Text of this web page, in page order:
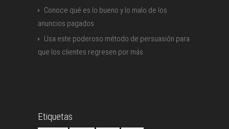
Conoce qué es lo bueno y lo malo de los
anuncios pagados
Usa este poderoso método de persuasión para
que los clientes regresen por más
Etiquetas